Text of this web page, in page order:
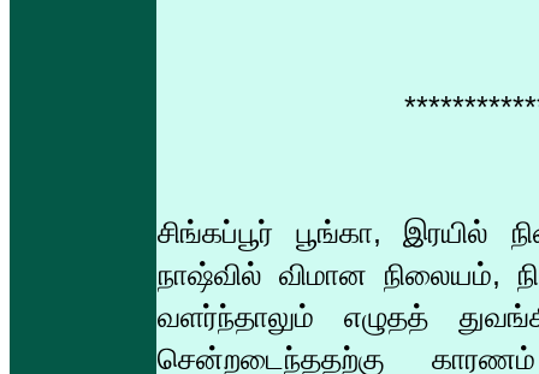
சிங்கப்பூர் பூங்கா, இரயில்
நாஷ்வில் விமான நிலையம்,
வளர்ந்தாலும் எழுதத்
சென்றடைந்ததற்கு